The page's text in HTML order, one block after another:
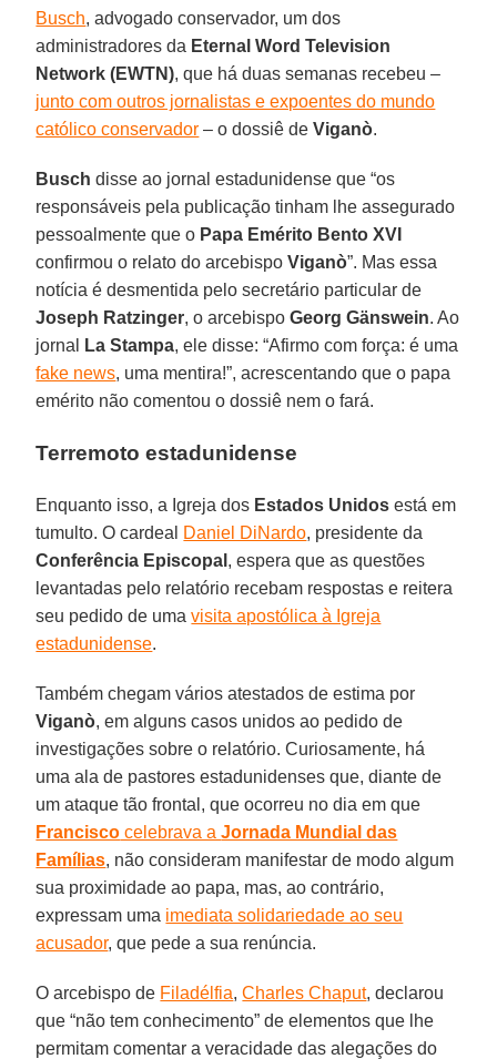
Busch, advogado conservador, um dos
administradores da Eternal Word Television
Network (EWTN), que há duas semanas recebeu –
junto com outros jornalistas e expoentes do mundo
católico conservador – o dossiê deViganò.
Busch disse ao jornal estadunidense que “os
responsáveis pela publicação tinham lhe assegurado
pessoalmente que o Papa Emérito Bento XVI
confirmou o relato do arcebispoViganò”. Mas essa
notícia é desmentida pelo secretário particular de
Joseph Ratzinger, o arcebispoGeorg Gänswein. Ao
jornal
La Stampa, ele disse: “Afirmo com força: é uma
fake news, uma mentira!”, acrescentando que o papa
emérito não comentou o dossiê nem o fará.
Terremoto estadunidense
Enquanto isso, a Igreja dos Estados Unidos está em
tumulto. O cardeal Daniel DiNardo, presidente da
Conferência Episcopal , espera que as questões
levantadas pelo relatório recebam respostas e reitera
seu pedido de umavisita apostólica à Igreja
estadunidense.
Também chegam vários atestados de estima por
Viganò, em alguns casos unidos ao pedido de
investigações sobre o relatório. Curiosamente, há
uma ala de pastores estadunidenses que, diante de
um ataque tão frontal, que ocorreu no dia em que
Francisco celebrava aJornada Mundial das
Famílias, não consideram manifestar de modo algum
sua proximidade ao papa, mas, ao contrário,
expressam uma imediata solidariedade ao seu
acusador, que pede a sua renúncia.
O arcebispo de Filadélfia,Charles Chaput, declarou
que “não tem conhecimento” de elementos que lhe
permitam comentar a veracidade das alegações do